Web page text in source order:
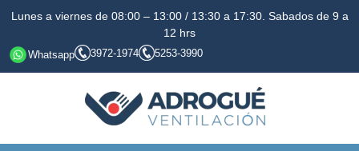
Lunes a viernes de 08:00 – 13:00 / 13:30 a 17:30. Sabados de 9 a
12 hrs
Whatsapp 3972-1974 5253-3990